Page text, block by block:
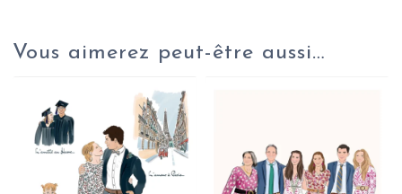
Vous aimerez peut-être aussi…